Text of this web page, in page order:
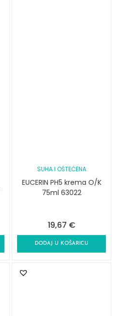
SUHA I OŠTEĆENA
EUCERIN PH5 krema O/K
75ml 63022
19,67 €
DODAJ U KOŠARICU